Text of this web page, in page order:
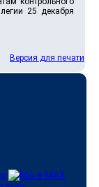
25 декабря
Версия для печати